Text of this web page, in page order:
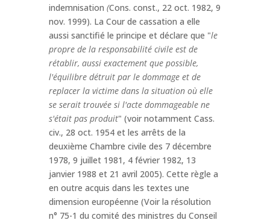
indemnisation (Cons. const., 22 oct. 1982, 9
nov. 1999). La Cour de cassation a elle
aussi sanctifié le principe et déclare que "le
propre de la responsabilité civile est de
rétablir, aussi exactement que possible,
l'équilibre détruit par le dommage et de
replacer la victime dans la situation où elle
se serait trouvée si l'acte dommageable ne
s'était pas produit" (voir notamment Cass.
civ., 28 oct. 1954 et les arrêts de la
deuxième Chambre civile des 7 décembre
1978, 9 juillet 1981, 4 février 1982, 13
janvier 1988 et 21 avril 2005). Cette règle a
en outre acquis dans les textes une
dimension européenne (Voir la résolution
n° 75-1 du comité des ministres du Conseil